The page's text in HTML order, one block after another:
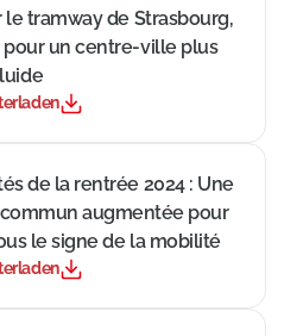
le tramway de Strasbourg,
un centre-ville plus
((Neues Fenster))
de la rentrée 2024 : Une
augmentée pour
le signe de la mobilité
((Neues Fenster))